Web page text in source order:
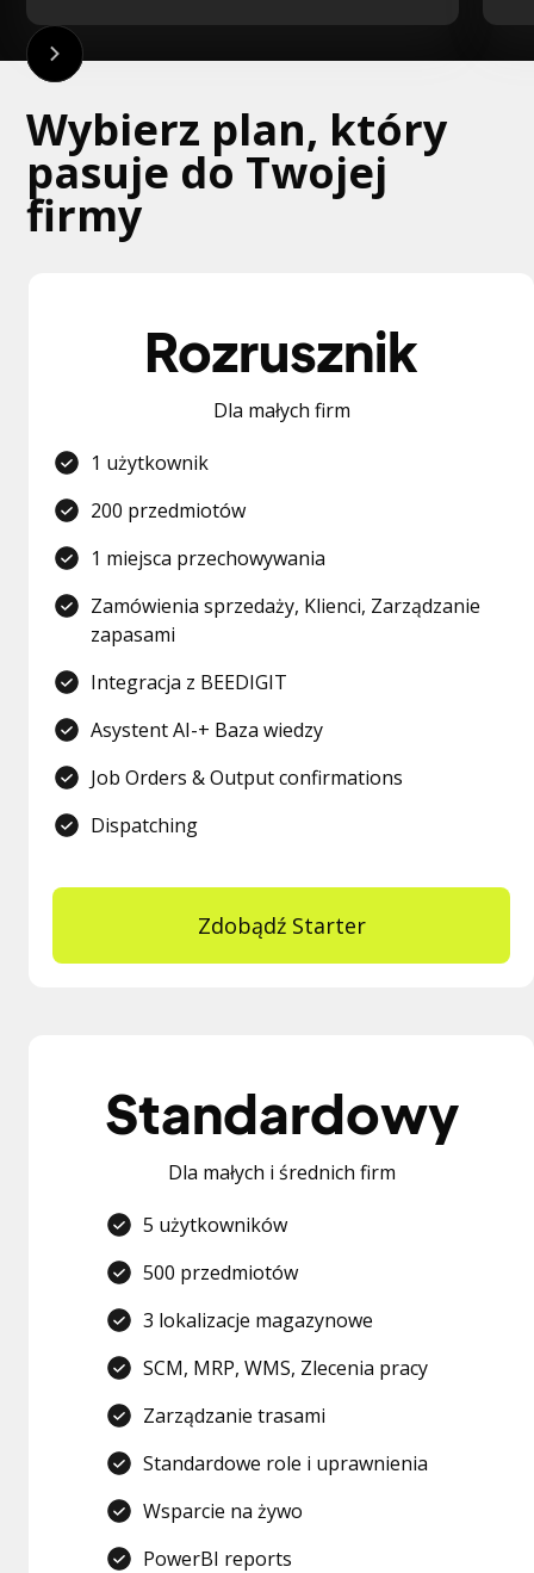
Wybierz plan, który
pasuje do Twojej
firmy
Rozrusznik
Dla małych firm
1 użytkownik
200 przedmiotów
1 miejsca przechowywania
Zamówienia sprzedaży, Klienci, Zarządzanie
zapasami
Integracja z BEEDIGIT
Asystent AI-+ Baza wiedzy
Job Orders & Output confirmations
Dispatching
Zdobądź Starter
Standardowy
Dla małych i średnich firm
5 użytkowników
500 przedmiotów
3 lokalizacje magazynowe
SCM, MRP, WMS, Zlecenia pracy
Zarządzanie trasami
Standardowe role i uprawnienia
Wsparcie na żywo
PowerBI reports